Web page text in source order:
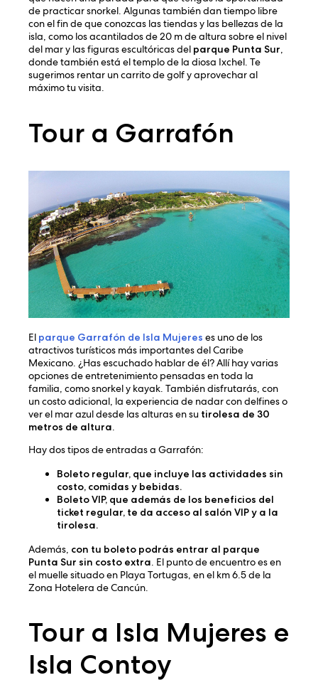
de practicar snorkel. Algunas también dan tiempo libre
con el fin de que conozcas las tiendas y las bellezas de la
isla, como los acantilados de 20 m de altura sobre el nivel
del mar y las figuras escultóricas del parque Punta Sur,
donde también está el templo de la diosa Ixchel. Te
sugerimos rentar un carrito de golf y aprovechar al
máximo tu visita.
Tour a Garrafón
El parque Garrafón de Isla Mujeres es uno de los
atractivos turísticos más importantes del Caribe
Mexicano. ¿Has escuchado hablar de él? Allí hay varias
opciones de entretenimiento pensadas en toda la
familia, como snorkel y kayak. También disfrutarás, con
un costo adicional, la experiencia de nadar con delfines o
ver el mar azul desde las alturas en su tirolesa de 30
metros de altura.
Hay dos tipos de entradas a Garrafón:
Boleto regular, que incluye las actividades sin
costo, comidas y bebidas.
Boleto VIP, que además de los beneficios del
ticket regular, te da acceso al salón VIP y a la
tirolesa.
Además, con tu boleto podrás entrar al parque
Punta Sur sin costo extra. El punto de encuentro es en
el muelle situado en Playa Tortugas, en el km 6.5 de la
Zona Hotelera de Cancún.
Tour a Isla Mujeres e
Isla Contoy